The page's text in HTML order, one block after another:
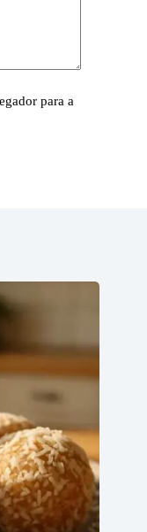
para a